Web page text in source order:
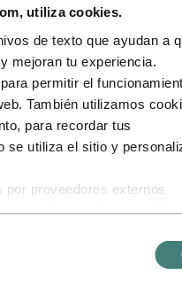
utiliza cookies.
de texto que ayudan a
mejoran tu experiencia.
permitir el
También utilizamos
para recordar tus
se utiliza el sitio y
proveedores externos
que les hayas
a través de tu uso de
Partner
Plus Partner
Innovative Partner
de un vistazo. Hydro